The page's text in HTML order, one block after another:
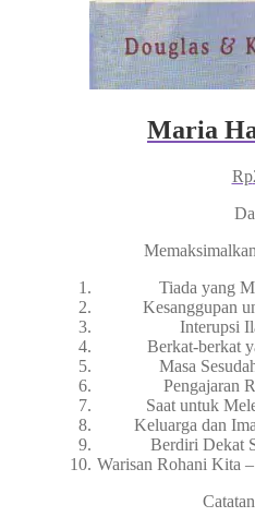
Maria
Rp
Tiada yang
Kesanggupan
Interupsi
Berkat-berkat
Masa
Pengajaran
Saat untuk
Keluarga dan
Berdiri Dekat
Warisan Rohani Kita